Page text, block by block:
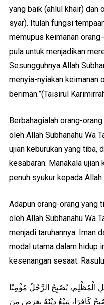
yang baik (ahlul khair) dan
syar). Itulah fungsi
memupus keimanan
pula untuk menjadikan
Sesungguhnya Allah
menyia-nyiakan keimanan
beriman.”(Taisirul
Berbahagialah orang-
oleh Allah Subhanahu Wa
ujian keburukan yang tiba,
kesabaran. Manakala ujian
penuh syukur kepada Allah
Adapun orang-orang yang
oleh Allah Subhanahu Wa
menjadi taruhannya. Iman
modal utama dalam hidup
الْمُظْلِم،ِ يُصْبِحُ الرَّجُلُ مُؤْمِنًا
كَافِرًا، يَبِيْعُ دِيْنَهُ بِعَرَضٍ مِنَ